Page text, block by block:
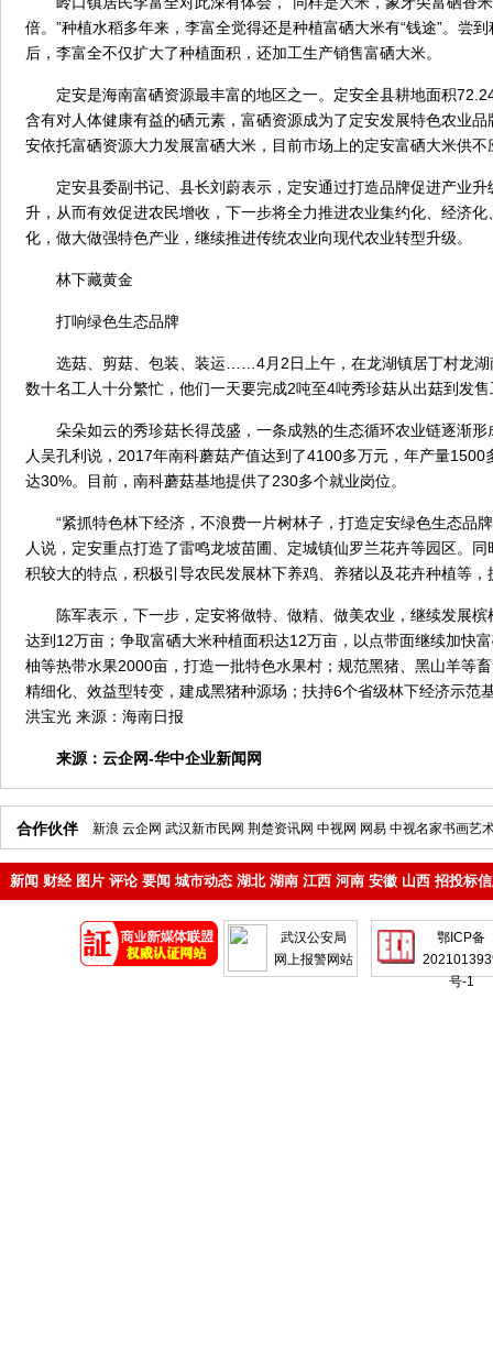
倍。”种植水稻多年来，李富全觉得还是种植富硒大米有“钱途”。尝
后，李富全不仅扩大了种植面积，还加工生产销售富硒大米。
定安是海南富硒资源最丰富的地区之一。定安全县耕地面积
含有对人体健康有益的硒元素，富硒资源成为了定安发展特色农业
安依托富硒资源大力发展富硒大米，目前市场上的定安富硒大米供不
定安县委副书记、县长刘蔚表示，定安通过打造品牌促进产业升
升，从而有效促进农民增收，下一步将全力推进农业集约化、经济
化，做大做强特色产业，继续推进传统农业向现代农业转型升级。
林下藏黄金
打响绿色生态品牌
选菇、剪菇、包装、装运……4月2日上午，在龙湖镇居丁村龙湖
数十名工人十分繁忙，他们一天要完成2吨至4吨秀珍菇从出菇到发
朵朵如云的秀珍菇长得茂盛，一条成熟的生态循环农业链逐渐形
人吴孔利说，2017年南科蘑菇产值达到了4100多万元，年产量1500
达30%。目前，南科蘑菇基地提供了230多个就业岗位。
“紧抓特色林下经济，不浪费一片树林子，打造定安绿色生态品牌
人说，定安重点打造了雷鸣龙坡苗圃、定城镇仙罗兰花卉等园区。
积较大的特点，积极引导农民发展林下养鸡、养猪以及花卉种植等
陈军表示，下一步，定安将做特、做精、做美农业，继续发展槟
达到12万亩；争取富硒大米种植面积达12万亩，以点带面继续加快
柚等热带水果2000亩，打造一批特色水果村；规范黑猪、黑山羊等
精细化、效益型转变，建成黑猪种源场；扶持6个省级林下经济示范
洪宝光 来源：海南日报
来源： 云企网-华中企业新闻网
合作伙伴 新浪 云企网 武汉新市民网 荆楚资讯网 中视网 网易 中视名家书画艺
新闻 财经 图片 评论 要闻 城市动态 湖北 湖南 江西 河南 安徽 山西 招投标
武汉公安局
网上报警网站
鄂ICP备
号-1